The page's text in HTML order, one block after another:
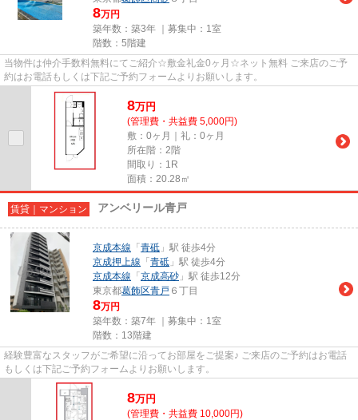
8万円
築年数：築3年 ｜募集中： 1室
階数：5階建
当物件は仲介手数料無料にてご紹介☆敷金礼金0ヶ月☆ネット無料 ご来店のご予
約はお電話もしくは下記ご予約フォームよりお願いします。
8万円
(管理費・共益費 5,000円)
敷：0ヶ月｜礼：0ヶ月
所在階：2階
間取り：1R
面積：20.28㎡
賃貸｜マンション アンベリール青戸
京成本線 「 青砥 」駅 徒歩4分
京成押上線 「 青砥 」駅 徒歩4分
京成本線 「 京成高砂 」駅 徒歩12分
東京都葛飾区青戸 ６丁目
8万円
築年数：築7年 ｜募集中： 1室
階数：13階建
経験豊富なスタッフがご希望に沿ってお部屋をご提案♪ ご来店のご予約はお電話
もしくは下記ご予約フォームよりお願いします。
8万円
(管理費・共益費 10,000円)